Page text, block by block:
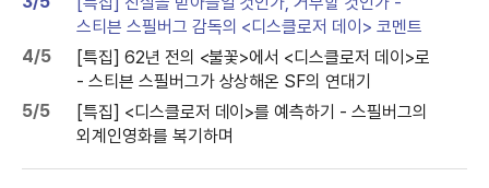
스티븐 스필버그 감독의 <디스클로저 데이> 코멘트
4/5
[특집] 62년 전의 <불꽃>에서 <디스클로저 데이>로
- 스티븐 스필버그가 상상해온 SF의 연대기
5/5
[특집] <디스클로저 데이>를 예측하기 - 스필버그의
외계인영화를 복기하며